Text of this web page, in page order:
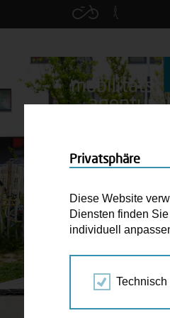
Privatsphäre
Diese Website
Diensten finden
individuell